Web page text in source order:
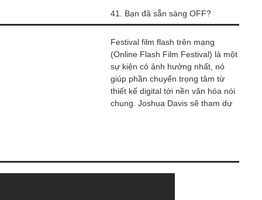
41. Bạn đã sẵn sàng OFF?
Festival film flash trên mạng
(Online Flash Film Festival) là một
sự kiện có ảnh hưởng nhất, nó
giúp phần chuyển trọng tâm từ
thiết kế digital tới nền văn hóa nói
chung. Joshua Davis sẽ tham dự